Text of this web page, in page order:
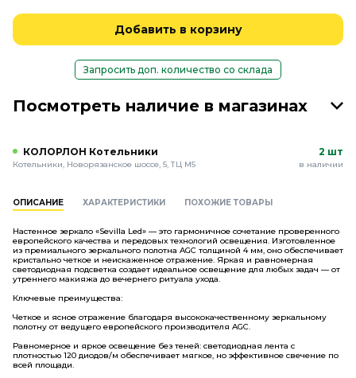
Добавить в корзину
Запросить доп. количество со склада
Посмотреть наличие в магазинах
КОЛОРЛОН Котельники
Котельники, Новорязанское шоссе, 5, ТЦ М5
2 шт
в наличии
ОПИСАНИЕ ХАРАКТЕРИСТИКИ ПОХОЖИЕ ТОВАРЫ
Настенное зеркало «Sevilla Led» — это гармоничное сочетание проверенного
европейского качества и передовых технологий освещения. Изготовленное
из премиального зеркального полотна AGC толщиной 4 мм, оно обеспечивает
кристально четкое и неискаженное отражение. Яркая и равномерная
светодиодная подсветка создает идеальное освещение для любых задач — от
утреннего макияжа до вечернего ритуала ухода.
Ключевые преимущества:
Четкое и ясное отражение благодаря высококачественному зеркальному
полотну от ведущего европейского производителя AGC.
Равномерное и яркое освещение без теней: светодиодная лента с
плотностью 120 диодов/м обеспечивает мягкое, но эффективное свечение по
всей площади.